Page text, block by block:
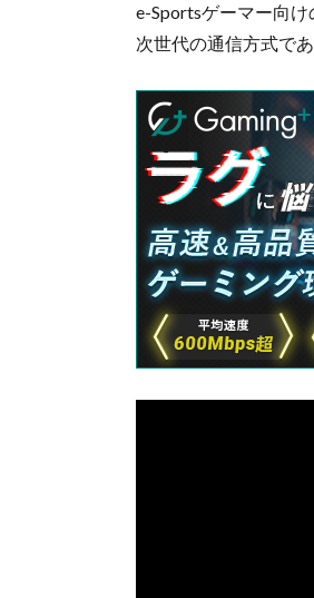
e-Sportsゲーマー向
次世代の通信方式で